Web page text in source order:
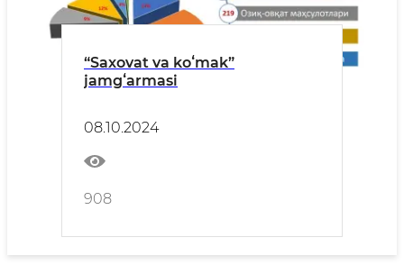
“Saxovat va koʻmak”
jamgʻarmasi
08.10.2024
908